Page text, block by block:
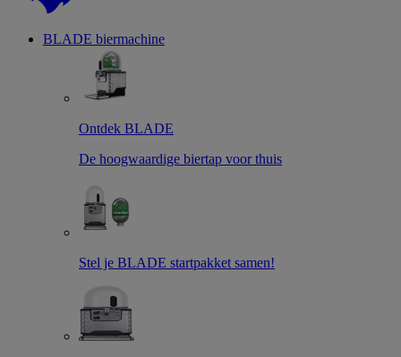
BLADE biermachine
Ontdek BLADE
De hoogwaardige biertap voor thuis
Stel je BLADE startpakket samen!